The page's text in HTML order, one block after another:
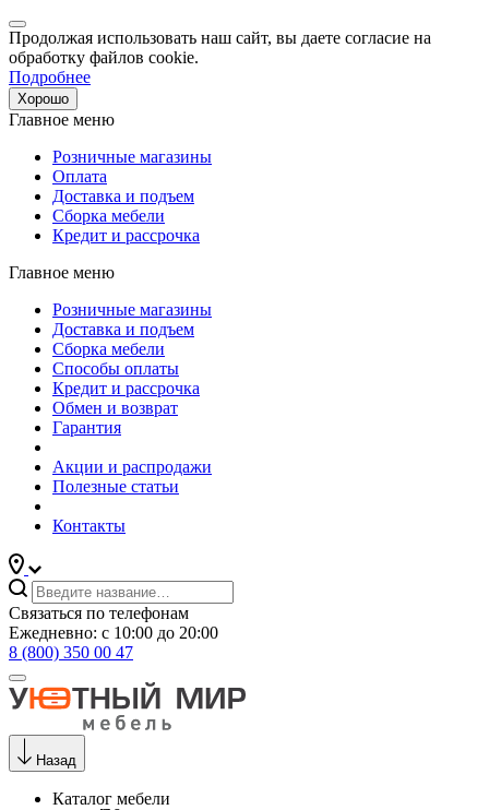
Продолжая использовать наш сайт, вы даете согласие на
обработку файлов cookie.
Подробнее
Хорошо
Главное меню
Розничные магазины
Оплата
Доставка и подъем
Сборка мебели
Кредит и рассрочка
Главное меню
Розничные магазины
Доставка и подъем
Сборка мебели
Способы оплаты
Кредит и рассрочка
Обмен и возврат
Гарантия
Акции и распродажи
Полезные статьи
Контакты
Связаться по телефонам
Ежедневно: с 10:00 до 20:00
8 (800) 350 00 47
Назад
Каталог мебели